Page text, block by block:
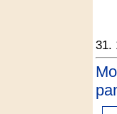
31.